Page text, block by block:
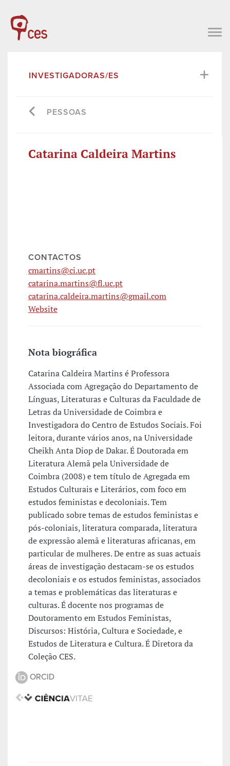
INVESTIGADORAS/ES
PESSOAS
Catarina Caldeira Martins
CONTACTOS
cmartins@ci.uc.pt
catarina.martins@fl.uc.pt
catarina.caldeira.martins@gmail.com
Website
Nota biográfica
Catarina Caldeira Martins é Professora
Associada com Agregação do Departamento de
Línguas, Literaturas e Culturas da Faculdade de
Letras da Universidade de Coimbra e
Investigadora do Centro de Estudos Sociais. Foi
leitora, durante vários anos, na Universidade
Cheikh Anta Diop de Dakar. É Doutorada em
Literatura Alemã pela Universidade de
Coimbra (2008) e tem título de Agregada em
Estudos Culturais e Literários, com foco em
estudos feministas e decoloniais. Tem
publicado sobre temas de estudos feministas e
pós-coloniais, literatura comparada, literatura
de expressão alemã e literaturas africanas, em
particular de mulheres. De entre as suas actuais
áreas de investigação destacam-se os estudos
decoloniais e os estudos feministas, associados
a temas e problemáticas das literaturas e
culturas. É docente nos programas de
Doutoramento em Estudos Feministas,
Discursos: História, Cultura e Sociedade, e
Estudos de Literatura e Cultura. É Diretora da
Coleção CES.
ORCID